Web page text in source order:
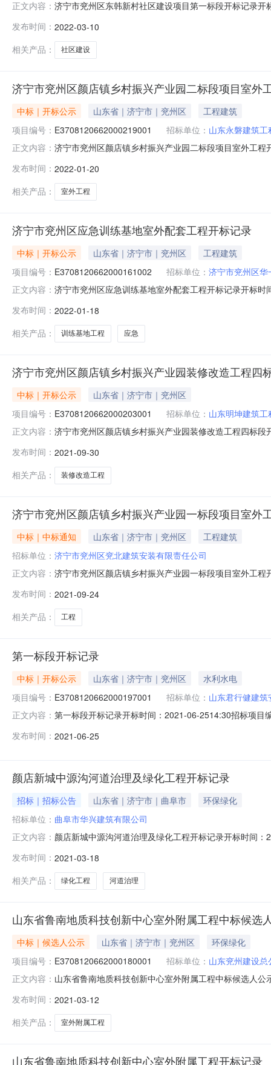
正文内容： 济宁市兖州区东韩新村社区建设项目第一标段开标记录
137085674.450天3山东方矩建筑安装有限公司
发布时间： 2022-03-10
相关产品：
社区建设
济宁市兖州区颜店镇乡村振兴产业园二标段项目室外
中标｜开标公示 山东省｜济宁市｜兖州区
工程建筑
项目编号： E3708120662000219001 招标单位： 山东永磐建筑
正文内容： 济宁市兖州区颜店镇乡村振兴产业园二标段项目室外工
建筑安装有限责任公司37253818.690天3山东明坤建筑
发布时间： 2022-01-20
相关产品：
室外工程
济宁市兖州区应急训练基地室外配套工程开标记录
中标｜开标公示 山东省｜济宁市｜兖州区
工程建筑
项目编号： E3708120662000161002 招标单位： 济宁市兖州区
正文内容： 济宁市兖州区应急训练基地室外配套工程开标记录开标
7278097.110天3山东明坤建筑工程有限公司
发布时间： 2022-01-18
相关产品：
训练基地工程 应急
济宁市兖州区颜店镇乡村振兴产业园装修改造工程四
中标｜开标公示
山东省｜济宁市｜兖州区
项目编号： E3708120662000203001 招标单位： 山东明坤建筑
正文内容： 济宁市兖州区颜店镇乡村振兴产业园装修改造工程四标
有限公司22243296.290天3山东龙桥建筑安装有限公司
发布时间： 2021-09-30
相关产品：
装修改造工程
济宁市兖州区颜店镇乡村振兴产业园一标段项目室外
中标｜中标通知 山东省｜济宁市｜兖州区
工程建筑
招标单位： 济宁市兖州区兖北建筑安装有限责任公司
正文内容： 济宁市兖州区颜店镇乡村振兴产业园一标段项目室外工
22381307.850天
发布时间： 2021-09-24
相关产品：
工程
第一标段开标记录
中标｜开标公示 山东省｜济宁市｜兖州区
水利水电
项目编号： E3708120662000197001 招标单位： 山东君行健建
正文内容： 第一标段开标记录开标时间：2021-06-2514:30招标项
州区兖北建筑安装有限责任公司161895253.550天4济宁
发布时间： 2021-06-25
颜店新城中源沟河道治理及绿化工程开标记录
招标｜招标公告 山东省｜济宁市｜曲阜市
环保绿化
招标单位： 曲阜市华兴建筑有限公司
正文内容： 颜店新城中源沟河道治理及绿化工程开标记录开标时间
3山东兖州建设总公司13152290.940天4天缘有限公司
发布时间： 2021-03-18
相关产品：
绿化工程 河道治理
山东省鲁南地质科技创新中心室外附属工程中标候选
中标｜候选人公示 山东省｜济宁市｜兖州区
环保绿化
项目编号： E3708120662000180001 招标单位： 山东兖州建设总
正文内容： 山东省鲁南地质科技创新中心室外附属工程中标候选人
E3708120662000180001招标人山东省鲁南地质工程勘
科技创新中心室
发布时间： 2021-03-12
相关产品：
室外附属工程
山东省鲁南地质科技创新中心室外附属工程开标记录